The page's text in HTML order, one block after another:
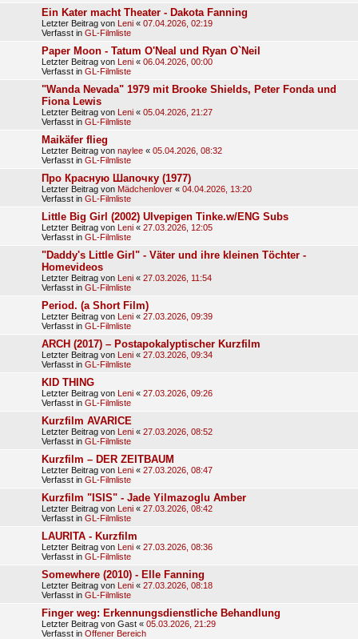
Ein Kater macht Theater - Dakota Fanning
Letzter Beitrag von Leni « 07.04.2026, 02:19
Verfasst in GL-Filmliste
Paper Moon - Tatum O'Neal und Ryan O`Neil
Letzter Beitrag von Leni « 06.04.2026, 00:00
Verfasst in GL-Filmliste
"Wanda Nevada" 1979 mit Brooke Shields, Peter Fonda und
Fiona Lewis
Letzter Beitrag von Leni « 05.04.2026, 21:27
Verfasst in GL-Filmliste
Maikäfer flieg
Letzter Beitrag von naylee « 05.04.2026, 08:32
Verfasst in GL-Filmliste
Про Красную Шапочку (1977)
Letzter Beitrag von Mädchenlover « 04.04.2026, 13:20
Verfasst in GL-Filmliste
Little Big Girl (2002) Ulvepigen Tinke.w/ENG Subs
Letzter Beitrag von Leni « 27.03.2026, 12:05
Verfasst in GL-Filmliste
"Daddy's Little Girl" - Väter und ihre kleinen Töchter -
Homevideos
Letzter Beitrag von Leni « 27.03.2026, 11:54
Verfasst in GL-Filmliste
Period. (a Short Film)
Letzter Beitrag von Leni « 27.03.2026, 09:39
Verfasst in GL-Filmliste
ARCH (2017) – Postapokalyptischer Kurzfilm
Letzter Beitrag von Leni « 27.03.2026, 09:34
Verfasst in GL-Filmliste
KID THING
Letzter Beitrag von Leni « 27.03.2026, 09:26
Verfasst in GL-Filmliste
Kurzfilm AVARICE
Letzter Beitrag von Leni « 27.03.2026, 08:52
Verfasst in GL-Filmliste
Kurzfilm – DER ZEITBAUM
Letzter Beitrag von Leni « 27.03.2026, 08:47
Verfasst in GL-Filmliste
Kurzfilm "ISIS" - Jade Yilmazoglu Amber
Letzter Beitrag von Leni « 27.03.2026, 08:42
Verfasst in GL-Filmliste
LAURITA - Kurzfilm
Letzter Beitrag von Leni « 27.03.2026, 08:36
Verfasst in GL-Filmliste
Somewhere (2010) - Elle Fanning
Letzter Beitrag von Leni « 27.03.2026, 08:18
Verfasst in GL-Filmliste
Finger weg: Erkennungsdienstliche Behandlung
Letzter Beitrag von Gast « 05.03.2026, 21:29
Verfasst in Offener Bereich